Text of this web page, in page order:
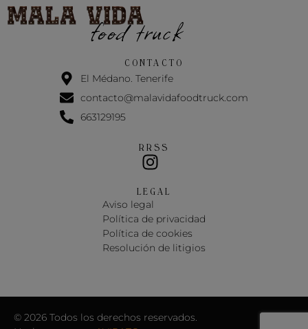
CONTACTO
El Médano. Tenerife
contacto@malavidafoodtruck.com
663129195
RRSS
LEGAL
Aviso legal
Política de privacidad
Política de cookies
Resolución de litigios
© 2026 Todos los derechos reservados.